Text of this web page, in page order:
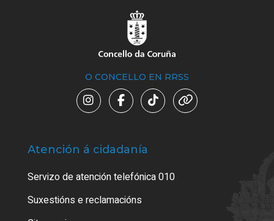
O CONCELLO EN RRSS
Atención á cidadanía
Servizo de atención telefónica 010
Suxestións e reclamacións